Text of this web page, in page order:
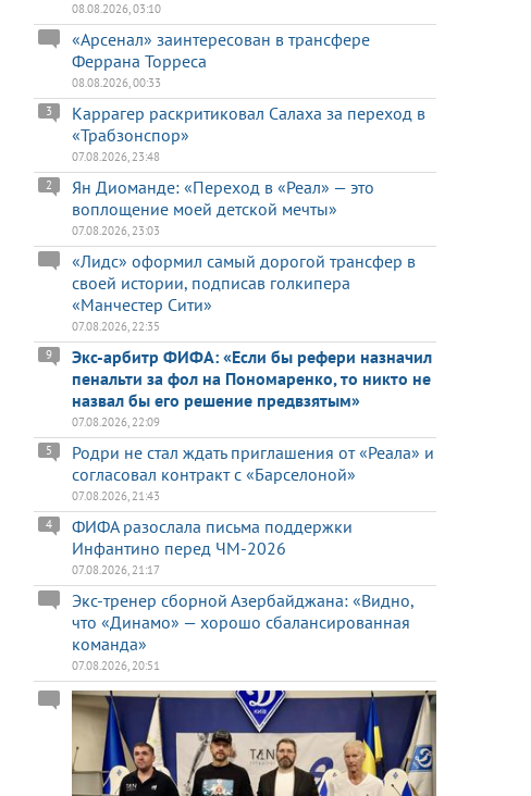
08.08.2026, 03:10
«Арсенал» заинтересован в трансфере
Феррана Торреса
08.08.2026, 00:33
Каррагер раскритиковал Салаха за переход в
«Трабзонспор»
3
07.08.2026, 23:48
Ян Диоманде: «Переход в «Реал» — это
воплощение моей детской мечты»
2
07.08.2026, 23:03
«Лидс» оформил самый дорогой трансфер в
своей истории, подписав голкипера
«Манчестер Сити»
07.08.2026, 22:35
Экс-арбитр ФИФА: «Если бы рефери назначил
пенальти за фол на Пономаренко, то никто не
назвал бы его решение предвзятым»
9
07.08.2026, 22:09
Родри не стал ждать приглашения от «Реала» и
согласовал контракт с «Барселоной»
5
07.08.2026, 21:43
ФИФА разослала письма поддержки
Инфантино перед ЧМ-2026
4
07.08.2026, 21:17
Экс-тренер сборной Азербайджана: «Видно,
что «Динамо» — хорошо сбалансированная
команда»
07.08.2026, 20:51